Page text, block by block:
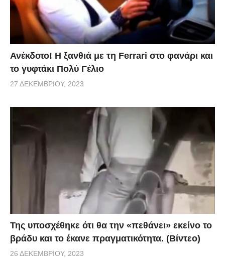
Ανέκδοτο! Η ξανθιά με τη Ferrari στο φανάρι και
το γυφτάκι Πολύ Γέλιο
27 ΔΕΚΕΜΒΡΊΟΥ, 2023
Της υποσχέθηκε ότι θα την «πεθάνει» εκείνο το
βράδυ και το έκανε πραγματικότητα. (Βίντεο)
26 ΔΕΚΕΜΒΡΊΟΥ, 2023